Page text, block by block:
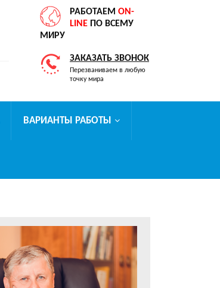
РАБОТАЕМ ON-
LINE ПО ВСЕМУ
МИРУ
ЗАКАЗАТЬ ЗВОНОК
Перезваниваем в любую
точку мира
ВАРИАНТЫ РАБОТЫ